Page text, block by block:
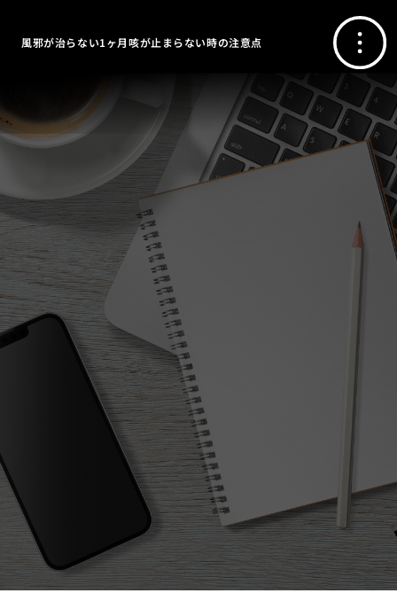
風邪が治らない1ヶ月咳が止まらない時の注意点